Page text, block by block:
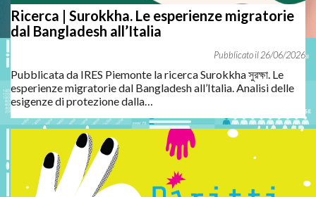
nuovo canale podcast"IRES Piemonte podcast.
Comprendere il presente per costruire il futuro". Ascolta tutte
le puntate, in particolare segnaliamo quella
riconoscimentoin Italia dei
titoli e delle qualifiche
acquisite all'estero. Buon ascolto!
Ricerca | Surokkha. Le esperienze migratorie
dal Bangladesh all’Italia
26/06/2026
Pubblicata da IRES Piemonte la ricerca Surokkha সুরক্ষা. Le
esperienze migratorie dal Bangladesh all’Italia. Analisi delle
esigenze di protezione dalla…